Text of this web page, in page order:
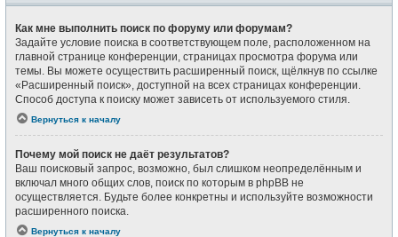
Как мне выполнить поиск по форуму или форумам?
Задайте условие поиска в соответствующем поле, расположенном на
главной странице конференции, страницах просмотра форума или
темы. Вы можете осуществить расширенный поиск, щёлкнув по ссылке
«Расширенный поиск», доступной на всех страницах конференции.
Способ доступа к поиску может зависеть от используемого стиля.
Вернуться к началу
Почему мой поиск не даёт результатов?
Ваш поисковый запрос, возможно, был слишком неопределённым и
включал много общих слов, поиск по которым в phpBB не
осуществляется. Будьте более конкретны и используйте возможности
расширенного поиска.
Вернуться к началу